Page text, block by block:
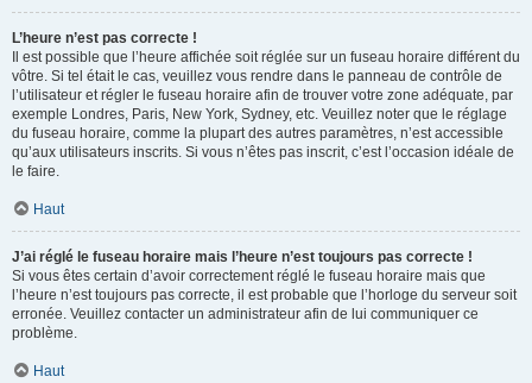
L’heure n’est pas correcte !
Il est possible que l’heure affichée soit réglée sur un fuseau horaire différent du
vôtre. Si tel était le cas, veuillez vous rendre dans le panneau de contrôle de
l’utilisateur et régler le fuseau horaire afin de trouver votre zone adéquate, par
exemple Londres, Paris, New York, Sydney, etc. Veuillez noter que le réglage
du fuseau horaire, comme la plupart des autres paramètres, n’est accessible
qu’aux utilisateurs inscrits. Si vous n’êtes pas inscrit, c’est l’occasion idéale de
le faire.
Haut
J’ai réglé le fuseau horaire mais l’heure n’est toujours pas correcte !
Si vous êtes certain d’avoir correctement réglé le fuseau horaire mais que
l’heure n’est toujours pas correcte, il est probable que l’horloge du serveur soit
erronée. Veuillez contacter un administrateur afin de lui communiquer ce
problème.
Haut